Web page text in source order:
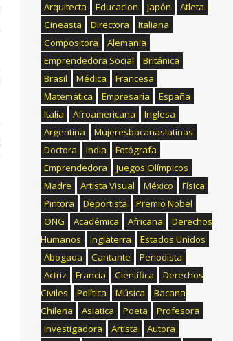
Arquitecta
Educacion Japón
Atleta
Cineasta
Directora
Italiana
Compositora
Alemania
Emprendedora Social
Británica
Brasil
Médica
Francesa
Matemática
Empresaria
España
Italia
Afroamericana
Inglesa
Argentina
Mujeresbacanaslatinas
Doctora
India
Fotógrafa
Emprendedora
Juegos Olímpicos
Madre
Artista Visual México
Física
Pintora
Deportista
Premio Nobel
ONG
Académica Africana
Derechos
Humanos
Inglaterra
Estados Unidos
Abogada
Cantante
Periodista
Actriz
Francia Científica
Derechos
Civiles
Política Música
Bacana
Chilena
Asiatica Poeta
Profesora
Investigadora
Artista
Autora